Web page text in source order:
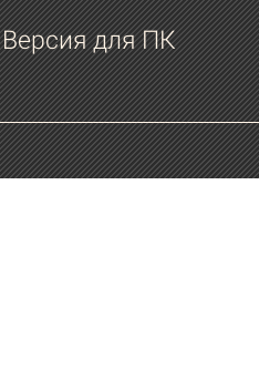
Версия для ПК